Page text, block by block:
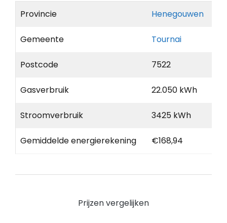
Provincie Henegouwen
Gemeente Tournai
Postcode 7522
Gasverbruik 22.050 kWh
Stroomverbruik 3425 kWh
Gemiddelde energierekening €168,94
Prijzen vergelijken